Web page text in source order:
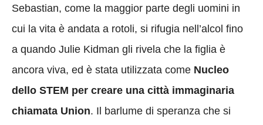
Sebastian, come la maggior parte degli uomini in
cui la vita è andata a rotoli, si rifugia nell’alcol fino
a quando Julie Kidman gli rivela che la figlia è
ancora viva, ed è stata utilizzata come Nucleo
dello STEM per creare una città immaginaria
chiamata Union. Il barlume di speranza che si